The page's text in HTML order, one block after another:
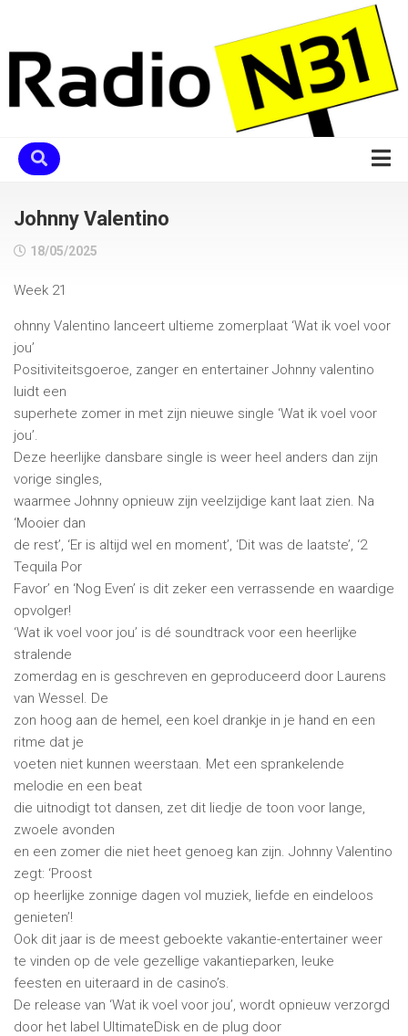
content
Programma
Verzoekje
Chatbox
De Uitblinkers
Contact
Johnny Valentino
18/05/2025
Week 21
ohnny Valentino lanceert ultieme zomerplaat ‘Wat ik voel voor
jou’
Positiviteitsgoeroe, zanger en entertainer Johnny valentino
luidt een
superhete zomer in met zijn nieuwe single ‘Wat ik voel voor
jou’.
Deze heerlijke dansbare single is weer heel anders dan zijn
vorige singles,
waarmee Johnny opnieuw zijn veelzijdige kant laat zien. Na
‘Mooier dan
de rest’, ‘Er is altijd wel en moment’, ‘Dit was de laatste’, ‘2
Tequila Por
Favor’ en ‘Nog Even’ is dit zeker een verrassende en waardige
opvolger!
‘Wat ik voel voor jou’ is dé soundtrack voor een heerlijke
stralende
zomerdag en is geschreven en geproduceerd door Laurens
van Wessel. De
zon hoog aan de hemel, een koel drankje in je hand en een
ritme dat je
voeten niet kunnen weerstaan. Met een sprankelende
melodie en een beat
die uitnodigt tot dansen, zet dit liedje de toon voor lange,
zwoele avonden
en een zomer die niet heet genoeg kan zijn. Johnny Valentino
zegt: ‘Proost
op heerlijke zonnige dagen vol muziek, liefde en eindeloos
genieten’!
Ook dit jaar is de meest geboekte vakantie-entertainer weer
te vinden op de vele gezellige vakantieparken, leuke
feesten en uiteraard in de casino’s.
De release van ‘Wat ik voel voor jou’, wordt opnieuw verzorgd
door het label UltimateDisk en de plug door